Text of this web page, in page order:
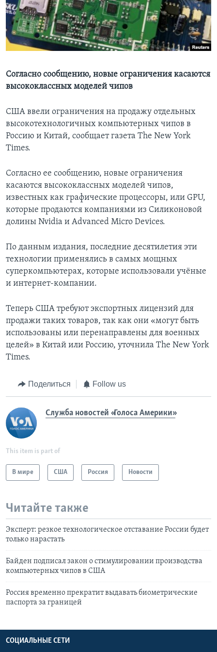
Learning English
СОЦИАЛЬНЫЕ СЕТИ
Языки
Согласно сообщению, новые ограничения касаются
высококлассных моделей чипов
США ввели ограничения на продажу отдельных
высокотехнологичных компьютерных чипов в
Россию и Китай, сообщает газета The New York
Times.
Согласно ее сообщению, новые ограничения
касаются высококлассных моделей чипов,
известных как графические процессоры, или GPU,
которые продаются компаниями из Силиконовой
долины Nvidia и Advanced Micro Devices.
По данным издания, последние десятилетия эти
технологии применялись в самых мощных
суперкомпьютерах, которые использовали учёные
и интернет-компании.
Теперь США требуют экспортных лицензий для
продажи таких товаров, так как они «могут быть
использованы или перенаправлены для военных
целей» в Китай или Россию, уточнила The New York
Times.
Поделиться Follow us
Служба новостей «Голоса Америки»
This item is part of
В мире США Россия Новости
Читайте также
Эксперт: резкое технологическое отставание России будет
только нарастать
Байден подписал закон о стимулировании производства
компьютерных чипов в США
Россия временно прекратит выдавать биометрические
паспорта за границей
СОЦИАЛЬНЫЕ СЕТИ